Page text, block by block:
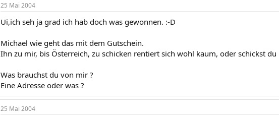
25 Mai 2004
Ui,ich seh ja grad ich hab doch was gewonnen. :-D
Michael wie geht das mit dem Gutschein.
Ihn zu mir, bis Österreich, zu schicken rentiert sich wohl kaum, oder schickst
Was brauchst du von mir ?
Eine Adresse oder was ?
25 Mai 2004